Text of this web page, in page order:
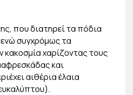
που διατηρεί τα πόδια
συγχρόμως τα
κακοσμία χαρίζοντας τους
και
αιθέρια έλαια